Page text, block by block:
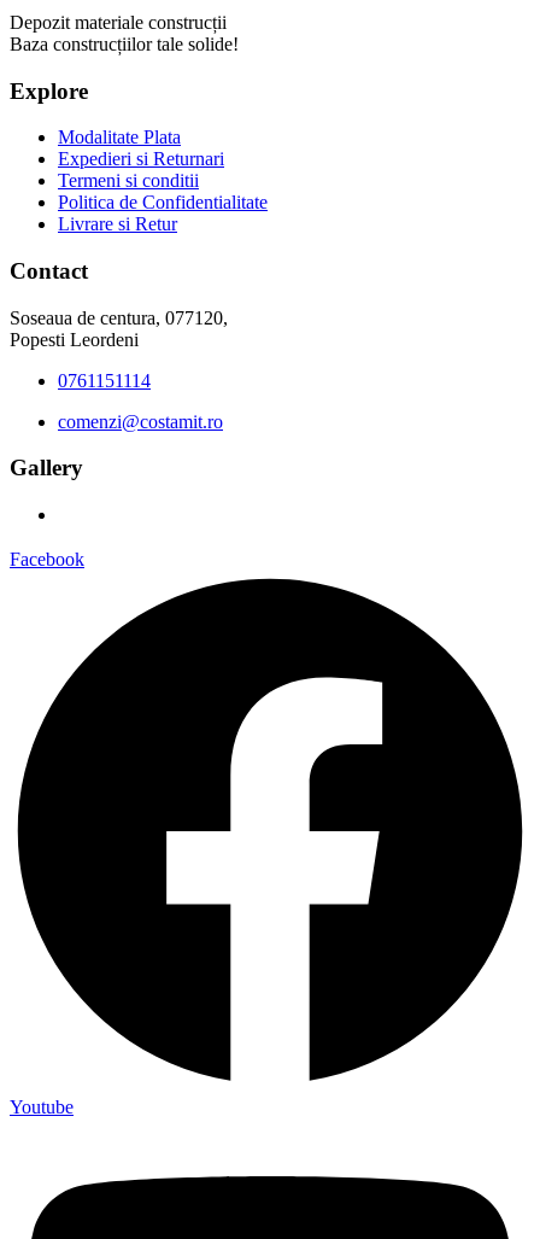
Depozit materiale construcții
Baza construcțiilor tale solide!
Explore
Modalitate Plata
Expedieri si Returnari
Termeni si conditii
Politica de Confidentialitate
Livrare si Retur
Contact
Soseaua de centura, 077120,
Popesti Leordeni
0761151114
comenzi@costamit.ro
Gallery
Facebook
Youtube